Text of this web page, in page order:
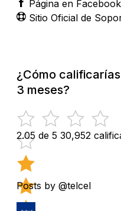
Página en Facebook
Sitio Oficial de
¿Cómo
3 meses?
2.05 de 5 30,952
Posts by @telcel